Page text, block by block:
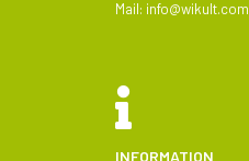
Mail: info@wikult.com
INFORMATION